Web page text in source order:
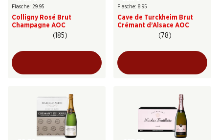
Flasche: 29.95
Colligny Rosé Brut
Champagne AOC
(185)
Flasche: 8.95
Cave de Turckheim Brut
Crémant d’Alsace AOC
(78)